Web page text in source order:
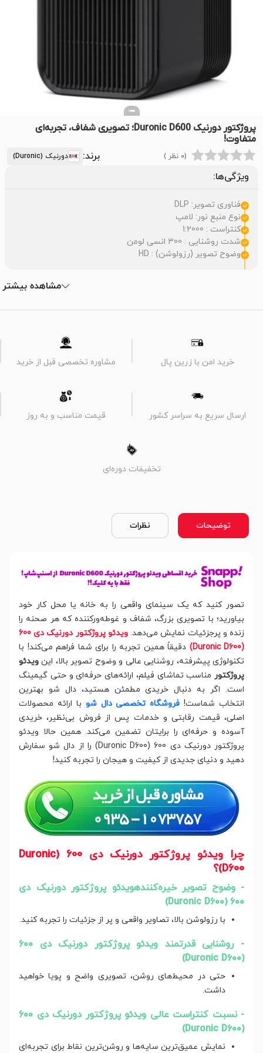
پروژکتور دورنیک Duronic D600؛ تصویری شفاف، تجربه‌ای
متفاوت!
(0 نظر ) برند: دورنیک (Duronic)
ویژگی‌ها:
فناوری تصویر: DLP
نوع منبع نور: لامپ
کنتراست : 1:2000
شدت روشنایی : 300 انسی لومن
وضوح تصویر (رزولوشن) : HD
مشاهده بیشتر
خرید امن با زرین پال مشاوره تخصصی قبل از خرید
ارسال سریع به سراسر کشور قیمت مناسب و به روز
تخفیفات دوره‌ای
توضیحات نظرات
تصور کنید که یک سینمای واقعی را به خانه یا محل کار خود
بیاورید؛ با تصویری بزرگ، شفاف و غوطه‌ورکننده که هر صحنه را
زنده و پرجزئیات نمایش می‌دهد.
ویدئو پروژکتور دورنیک دی 600
(Duronic D600)
دقیقاً همین تجربه را برای شما فراهم می‌کند! با
تکنولوژی پیشرفته، روشنایی عالی و وضوح تصویر بالا، این ویدئو
پروژکتور مناسب تماشای فیلم، ارائه‌های حرفه‌ای و حتی گیمینگ
است. اگر به دنبال خریدی مطمئن هستید، دال شو بهترین
انتخاب شماست! فروشگاه تخصصی دال شو با ارائه‌ محصولات
اصلی، قیمت رقابتی و خدمات پس از فروش بی‌نظیر، خریدی
آسوده و حرفه‌ای را برایتان تضمین می‌کند. همین حالا ویدئو
پروژکتور دورنیک دی 600 (Duronic D600) را از دال شو سفارش
دهید و دنیای جدیدی از کیفیت و هیجان را تجربه کنید!
چرا ویدئو پروژکتور دورنیک دی 600 (Duronic
D600)؟
- وضوح تصویر خیره‌کنندهویدئو پروژکتور دورنیک دی
600 (Duronic D600)
با رزولوشن بالا، تصاویر واقعی و پر از جزئیات را تجربه کنید.
- روشنایی قدرتمند ویدئو پروژکتور دورنیک دی 600
(Duronic D600)
حتی در محیط‌های روشن، تصویری واضح و پویا خواهید
داشت.
- نسبت کنتراست عالی ویدئو پروژکتور دورنیک دی 600
(Duronic D600)
نمایش عمیق‌ترین سایه‌ها و روشن‌ترین نقاط برای تجربه‌ای